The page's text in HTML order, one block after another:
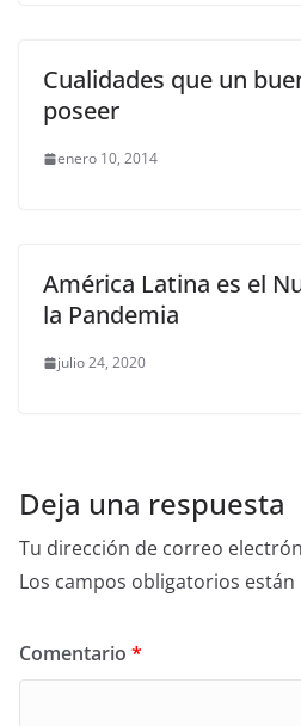
Cualidades que un
poseer
enero 10, 2014
América Latina es el
la Pandemia
julio 24, 2020
Deja una respuesta
Tu dirección de correo
Los campos obligatorios
Comentario *